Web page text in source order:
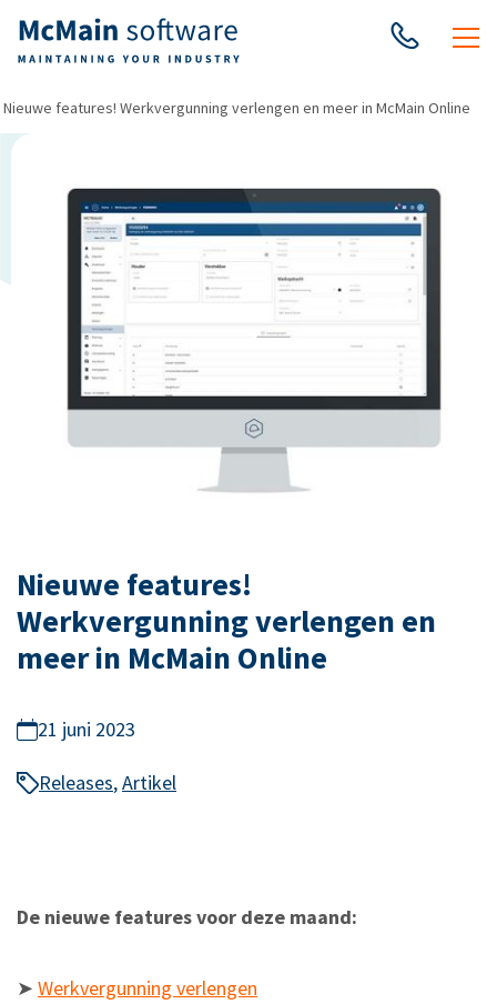
Nieuwe features! Werkvergunning verlengen en meer in McMain Online
Nieuwe features!
Werkvergunning verlengen en
meer in McMain Online
21 juni 2023
Releases,Artikel
De nieuwe features voor deze maand:
➤ Werkvergunning verlengen